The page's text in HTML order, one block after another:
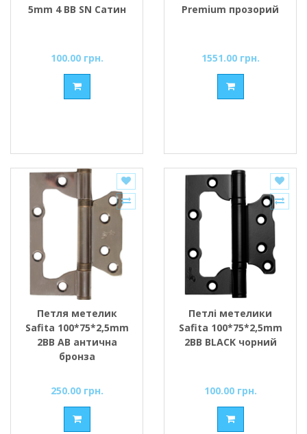
5mm 4 BB SN Сатин
100.00 грн.
Premium прозорий
1551.00 грн.
Петля метелик
Safita 100*75*2,5mm
2BB AB антична
бронза
250.00 грн.
Петлі метелики
Safita 100*75*2,5mm
2BB BLACK чорний
100.00 грн.